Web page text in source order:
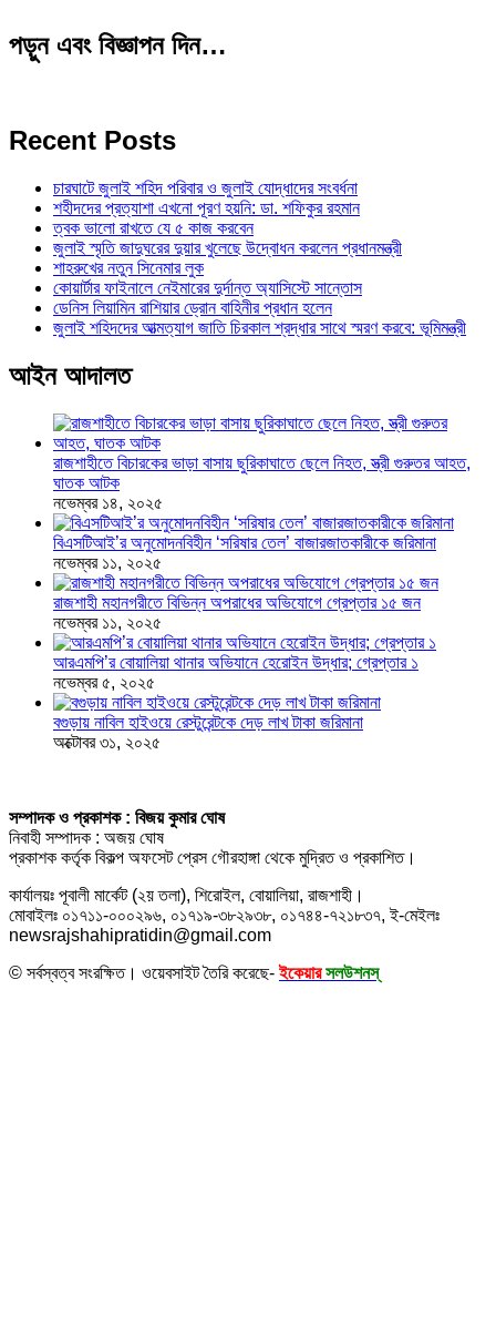
পড়ুন এবং বিজ্ঞাপন দিন…
Recent Posts
চারঘাটে জুলাই শহিদ পরিবার ও জুলাই যোদ্ধাদের সংবর্ধনা
শহীদদের প্রত্যাশা এখনো পূরণ হয়নি: ডা. শফিকুর রহমান
ত্বক ভালো রাখতে যে ৫ কাজ করবেন
জুলাই স্মৃতি জাদুঘরের দুয়ার খুলেছে উদ্বোধন করলেন প্রধানমন্ত্রী
শাহরুখের নতুন সিনেমার লুক
কোয়ার্টার ফাইনালে নেইমারের দুর্দান্ত অ্যাসিস্টে সান্তোস
ডেনিস লিয়ামিন রাশিয়ার ড্রোন বাহিনীর প্রধান হলেন
জুলাই শহিদদের আত্মত্যাগ জাতি চিরকাল শ্রদ্ধার সাথে স্মরণ করবে: ভূমিমন্ত্রী
আইন আদালত
রাজশাহীতে বিচারকের ভাড়া বাসায় ছুরিকাঘাতে ছেলে নিহত, স্ত্রী গুরুতর আহত,
ঘাতক আটক
নভেম্বর ১৪, ২০২৫
বিএসটিআই’র অনুমোদনবিহীন ‘সরিষার তেল’ বাজারজাতকারীকে জরিমানা
নভেম্বর ১১, ২০২৫
রাজশাহী মহানগরীতে বিভিন্ন অপরাধের অভিযোগে গ্রেপ্তার ১৫ জন
নভেম্বর ১১, ২০২৫
আরএমপি’র বোয়ালিয়া থানার অভিযানে হেরোইন উদ্ধার; গ্রেপ্তার ১
নভেম্বর ৫, ২০২৫
বগুড়ায় নাবিল হাইওয়ে রেস্টুরেন্টকে দেড় লাখ টাকা জরিমানা
অক্টোবর ৩১, ২০২৫
সম্পাদক ও প্রকাশক : বিজয় কুমার ঘোষ
নিবাহী সম্পাদক : অজয় ঘোষ
প্রকাশক কর্তৃক বিকল্প অফসেট প্রেস গৌরহাঙ্গা থেকে মুদ্রিত ও প্রকাশিত।
কার্যালয়ঃ পূবালী মার্কেট (২য় তলা), শিরোইল, বোয়ালিয়া, রাজশাহী।
মোবাইলঃ ০১৭১১-০০০২৯৬, ০১৭১৯-৩৮২৯৩৮, ০১৭৪৪-৭২১৮৩৭, ই-মেইলঃ
newsrajshahipratidin@gmail.com
© সর্বস্বত্ব সংরক্ষিত। ওয়েবসাইট তৈরি করেছে-ইকেয়ার সলউশনস্